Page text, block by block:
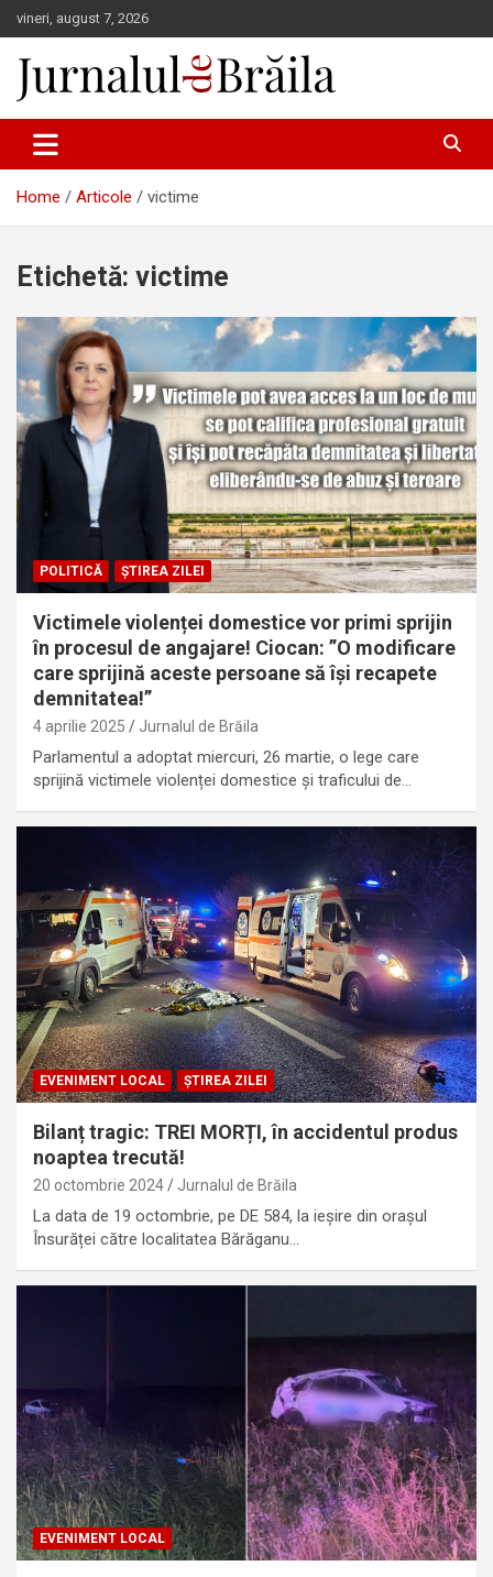
Skip
to
content
vineri, august 7, 2026
Jurnalul de Brăila
Home Articole victime
Etichetă: victime
POLITICĂ ȘTIREA ZILEI
Victimele violenței domestice vor primi sprijin
în procesul de angajare! Ciocan: ”O modificare
care sprijină aceste persoane să își recapete
demnitatea!”
4 aprilie 2025 Jurnalul de Brăila
Parlamentul a adoptat miercuri, 26 martie, o lege care
sprijină victimele violenței domestice și traficului de…
EVENIMENT LOCAL ȘTIREA ZILEI
Bilanț tragic: TREI MORȚI, în accidentul produs
noaptea trecută!
20 octombrie 2024 Jurnalul de Brăila
La data de 19 octombrie, pe DE 584, la ieșire din orașul
Însurăței către localitatea Bărăganu…
EVENIMENT LOCAL